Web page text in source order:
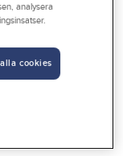
Digital+,
400 V,
cm
analysera
cookies